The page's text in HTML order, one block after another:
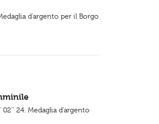
d'argento per il Borgo
24. Medaglia d'argento